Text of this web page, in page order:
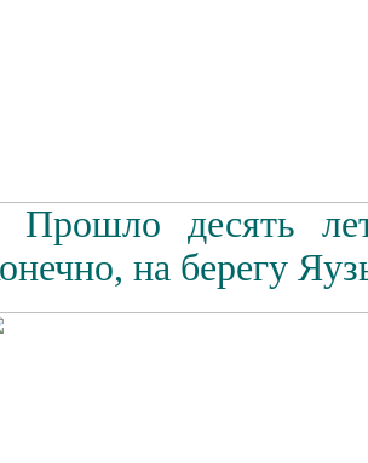
Прошло десять
на берегу